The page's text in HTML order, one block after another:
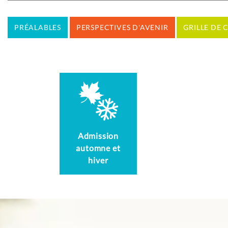
PRÉALABLES PERSPECTIVES D'AVENIR GRILLE DE
Admission
automne et
hiver